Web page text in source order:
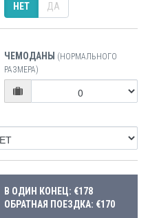
НЕТ ДА
ЧЕМОДАНЫ (НОРМАЛЬНОГО
РАЗМЕРА)
В ОДИН КОНЕЦ: €178
ОБРАТНАЯ ПОЕЗДКА: €170